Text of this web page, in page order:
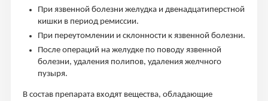
При язвенной болезни желудка и двенадцатиперстной
кишки в период ремиссии.
При переутомлении и склонности к язвенной болезни.
После операций на желудке по поводу язвенной
болезни, удаления полипов, удаления желчного
пузыря.
В состав препарата входят вещества, обладающие